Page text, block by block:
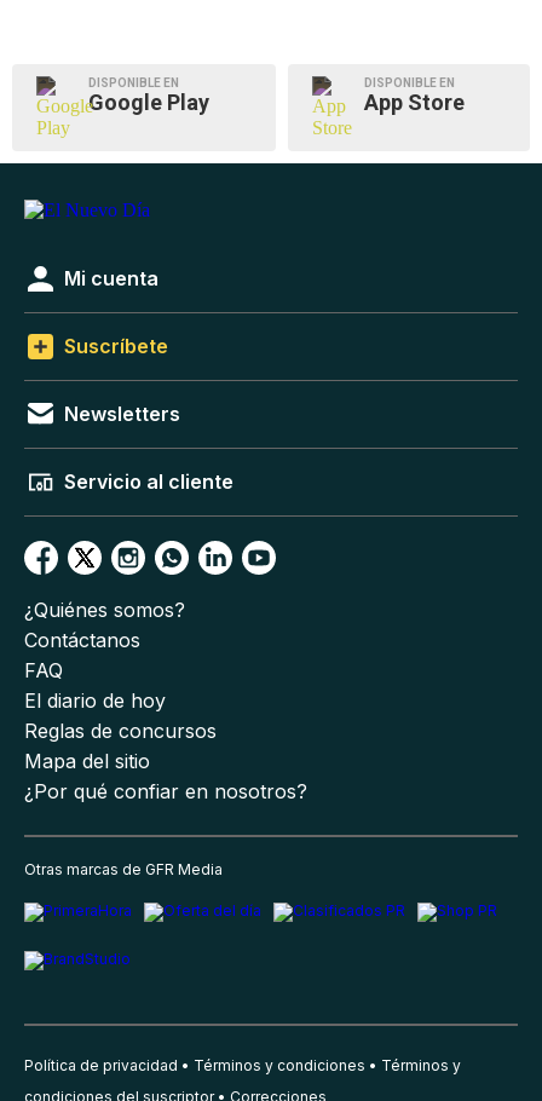
DISPONIBLE EN
Google Play
DISPONIBLE EN
App Store
Mi cuenta
Suscríbete
Newsletters
Servicio al cliente
¿Quiénes somos?
Contáctanos
FAQ
El diario de hoy
Reglas de concursos
Mapa del sitio
¿Por qué confiar en nosotros?
Otras marcas de GFR Media
Política de privacidad Términos y condiciones
Términos y
condiciones del suscriptor
Correcciones